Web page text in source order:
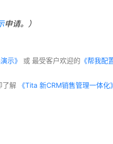
申请。）
示》 或 最受客户欢迎的 《帮我配
了解